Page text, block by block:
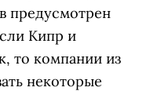
предусмотрен
Кипр и
то компании из
некоторые